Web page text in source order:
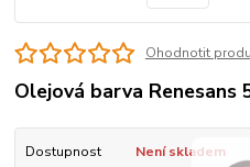
Ohodnotit
Olejová barva
Dostupnost Není skladem